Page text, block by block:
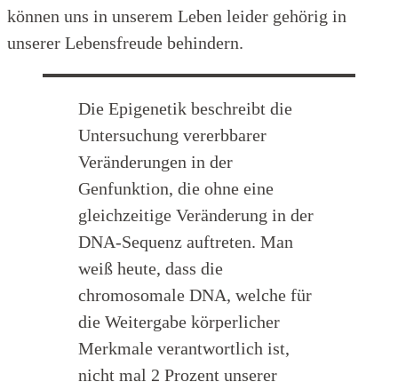
können uns in unserem Leben leider gehörig in
unserer Lebensfreude behindern.
Die Epigenetik beschreibt die
Untersuchung vererbbarer
Veränderungen in der
Genfunktion, die ohne eine
gleichzeitige Veränderung in der
DNA-Sequenz auftreten. Man
weiß heute, dass die
chromosomale DNA, welche für
die Weitergabe körperlicher
Merkmale verantwortlich ist,
nicht mal 2 Prozent unserer